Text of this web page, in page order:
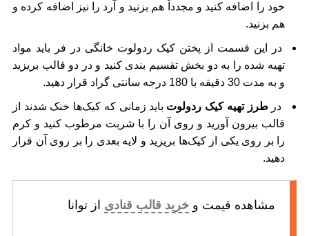
خود را اضافه کنید و مجدداً هم بزنید و آرد را نیز اضافه کرده و
هم بزنید.
در این قسمت از پختن کیک ردولوت خانگی در فر باید مواد
تهیه شده را به دو بخش تقسیم بندی کنید و در دو قالب بریزید
و به مدت 30 دقیقه با 180 درجه سانتی گراد قرار دهید.
درطرز تهیه کیک ردولوت باید زمانی که کیک‌ها خنک شدند از
قالب بیرون آورید و روی آن را با شربت مرطوب کنید و کرم
را بر روی یکی از کیک‌ها بریزید و لایه بعدی را بر روی آن قرار
دهید.
مشاهده قیمت و خرید قالب قنادی از توانا